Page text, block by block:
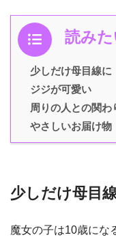
読みたい
少しだけ母目線に
ジジが可愛い
周りの人との関
やさしいお届け物
少しだけ母目
魔女の子は10歳にな